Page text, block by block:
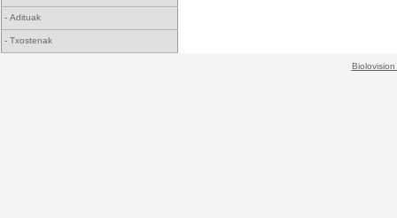
- Adituak
- Txostenak
Biolovision